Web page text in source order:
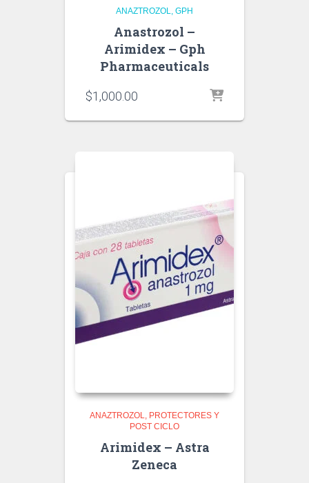
ANAZTROZOL GPH
Anastrozol –
Arimidex – Gph
Pharmaceuticals
$1,000.00
ANAZTROZOL PROTECTORES Y
POST CICLO
Arimidex – Astra
Zeneca